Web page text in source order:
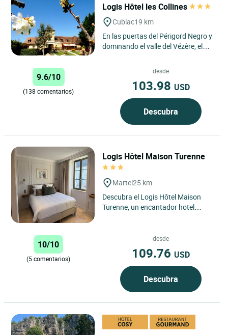
Logis Hôtel les Collines
Cublac19 km
En las puertas del Périgord Negro y
dominando el valle del Vézère, el
9.6/10
(138 comentarios)
desde
103.98 USD
Descubra
Logis Hôtel Maison Turenne
Martel25 km
Descubra el Logis Hôtel Maison
Turenne, un encantador hotel
10/10
(5 comentarios)
desde
109.76 USD
Descubra